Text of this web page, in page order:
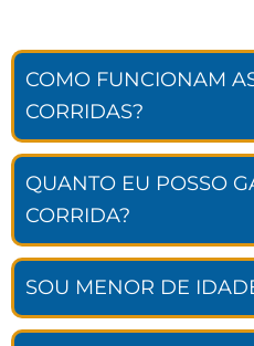
COMO FUNCIONAM
CORRIDAS?
QUANTO EU POSSO
CORRIDA?
SOU MENOR DE